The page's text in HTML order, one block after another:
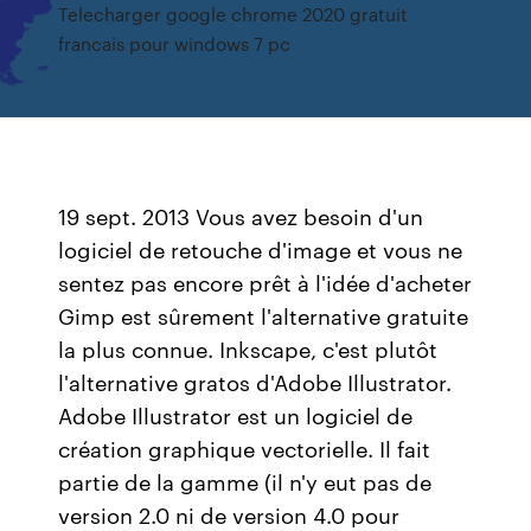
Telecharger google chrome 2020 gratuit
francais pour windows 7 pc
19 sept. 2013 Vous avez besoin d'un
logiciel de retouche d'image et vous ne
sentez pas encore prêt à l'idée d'acheter
Gimp est sûrement l'alternative gratuite
la plus connue. Inkscape, c'est plutôt
l'alternative gratos d'Adobe Illustrator.
Adobe Illustrator est un logiciel de
création graphique vectorielle. Il fait
partie de la gamme (il n'y eut pas de
version 2.0 ni de version 4.0 pour